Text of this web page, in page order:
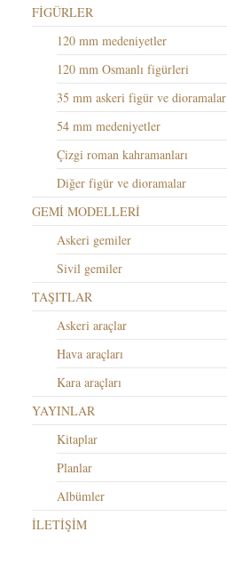
FİGÜRLER
120 mm medeniyetler
120 mm Osmanlı figürleri
35 mm askeri figür ve dioramalar
54 mm medeniyetler
Çizgi roman kahramanları
Diğer figür ve dioramalar
GEMİ MODELLERİ
Askeri gemiler
Sivil gemiler
TAŞITLAR
Askeri araçlar
Hava araçları
Kara araçları
YAYINLAR
Kitaplar
Planlar
Albümler
İLETİŞİM